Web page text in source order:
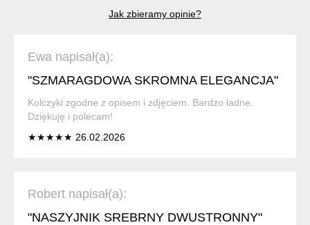
Jak zbieramy opinie?
Ewa napisał(a):
"SZMARAGDOWA SKROMNA ELEGANCJA"
Kolczyki zgodne z opisem i zdjęciem. Bardzo ładne.
Dziękuję i polecam!
★★★★★ 26.02.2026
Robert napisał(a):
"NASZYJNIK SREBRNY DWUSTRONNY"